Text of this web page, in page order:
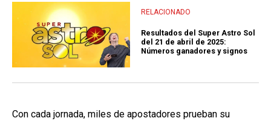
RELACIONADO
Resultados del Super Astro Sol
del 21 de abril de 2025:
Números ganadores y signos
Con cada jornada, miles de apostadores prueban su